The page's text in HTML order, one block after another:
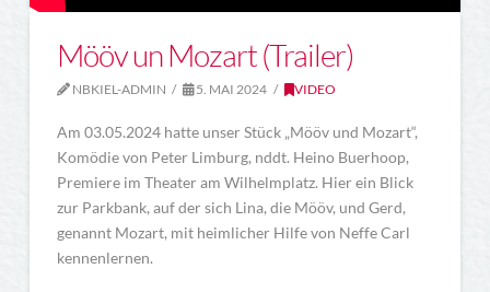
Mööv un Mozart (Trailer)
NBKIEL-ADMIN 5. MAI 2024 VIDEO
Am 03.05.2024 hatte unser Stück „Mööv und Mozart“,
Komödie von Peter Limburg, nddt. Heino Buerhoop,
Premiere im Theater am Wilhelmplatz. Hier ein Blick
zur Parkbank, auf der sich Lina, die Mööv, und Gerd,
genannt Mozart, mit heimlicher Hilfe von Neffe Carl
kennenlernen.